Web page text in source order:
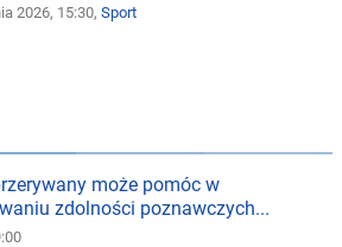
2026, 15:30, Sport
może pomóc w
zdolności poznawczych...